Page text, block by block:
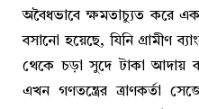
অবৈধভাবে ক্ষমতাচ্যুত করে
বসানো হয়েছে, যিনি গ্রামীণ
থেকে চড়া সুদে টাকা আদায়
এখন গণতন্ত্রের ত্রাণকর্তা